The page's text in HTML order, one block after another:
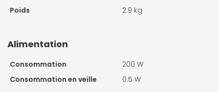
Poids
2.9 kg
Alimentation
Consommation
200 W
Consommation en veille
0.5 W